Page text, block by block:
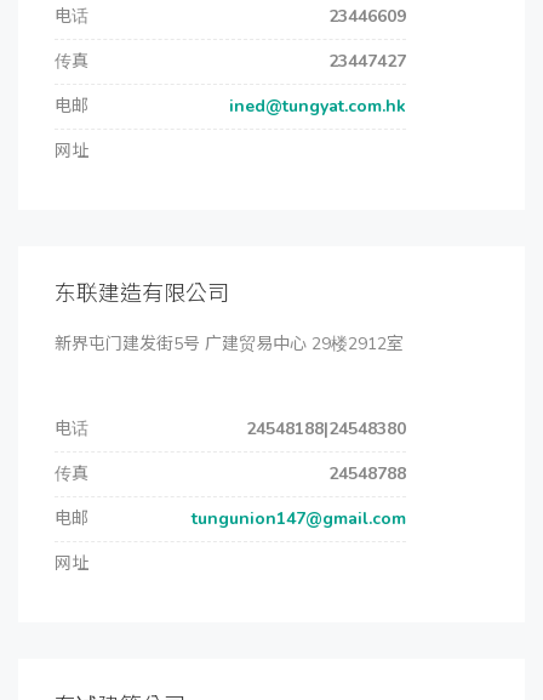
电话
23446609
传真
23447427
电邮
ined@tungyat.com.hk
网址
东联建造有限公司
新界屯门建发街5号 广建贸易中心 29楼2912室
电话
24548188|24548380
传真
24548788
电邮
tungunion147@gmail.com
网址